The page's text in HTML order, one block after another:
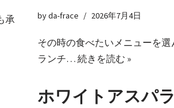
承
byda-frace 2026年7月4日
その時の食べたいメニューを
ランチ… 続きを読む »
ホワイトアスパ